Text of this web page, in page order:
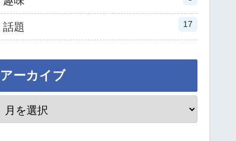
話題 17
アーカイブ